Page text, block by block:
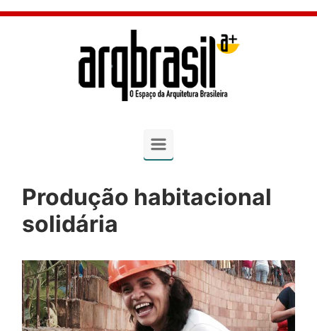
Skip to main content
Produção habitacional
solidária